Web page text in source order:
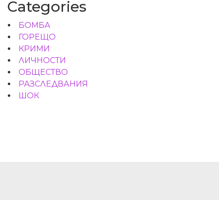
Categories
БОМБА
ГОРЕЩО
КРИМИ
ЛИЧНОСТИ
ОБЩЕСТВО
РАЗСЛЕДВАНИЯ
ШОК